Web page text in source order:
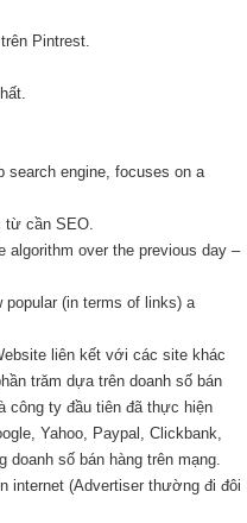
Pintrest.
search engine, focuses on a
từ cần SEO.
algorithm over the previous day –
popular (in terms of links) a
liên kết với các site khác
trăm dựa trên doanh số bán
công ty đầu tiên đã thực hiện
Yahoo, Paypal, Clickbank,
số bán hàng trên mạng.
internet (Advertiser thường đi đôi